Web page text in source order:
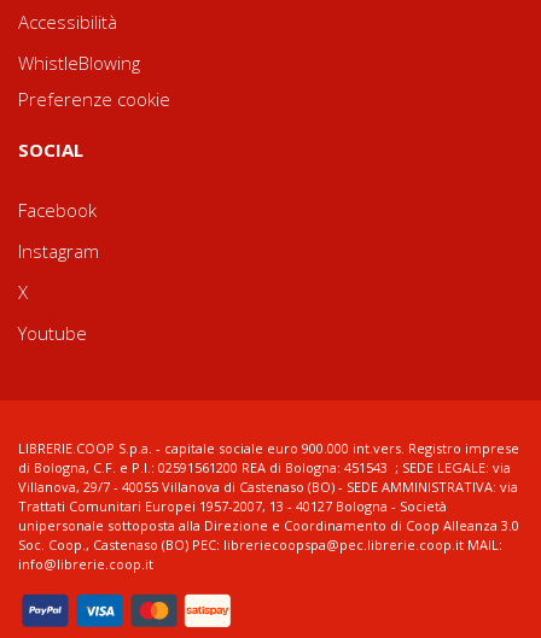
Accessibilità
WhistleBlowing
Preferenze cookie
SOCIAL
Facebook
Instagram
X
Youtube
LIBRERIE.COOP S.p.a. - capitale sociale euro 900.000 int.vers. Registro imprese
di Bologna, C.F. e P.I.: 02591561200 REA di Bologna: 451543 ; SEDE LEGALE: via
Villanova, 29/7 - 40055 Villanova di Castenaso (BO) - SEDE AMMINISTRATIVA: via
Trattati Comunitari Europei 1957-2007, 13 - 40127 Bologna - Società
unipersonale sottoposta alla Direzione e Coordinamento di Coop Alleanza 3.0
Soc. Coop., Castenaso (BO) PEC: libreriecoopspa@pec.librerie.coop.it MAIL:
info@librerie.coop.it